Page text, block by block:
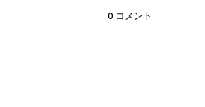
0 コメント